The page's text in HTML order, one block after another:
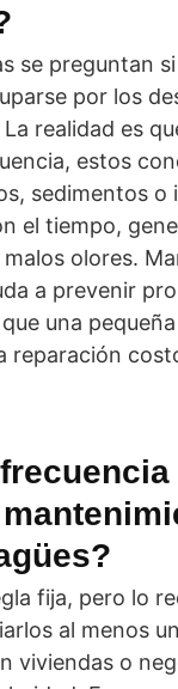
se preguntan
por los
realidad es
estos
sedimentos o
el tiempo,
olores.
a prevenir
una
reparación
fija, pero lo
al menos
viviendas o